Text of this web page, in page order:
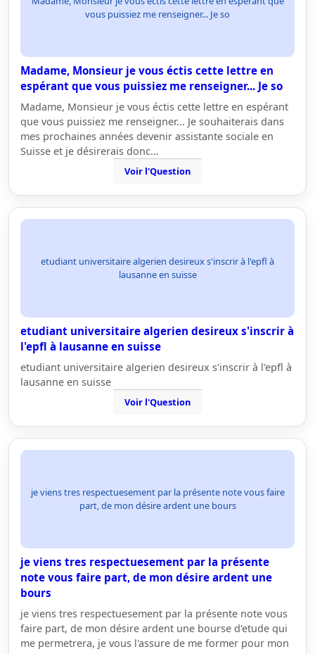
vous puissiez me renseigner... Je so
Madame, Monsieur je vous éctis cette lettre en
espérant que vous puissiez me renseigner... Je so
Madame, Monsieur je vous éctis cette lettre en espérant
que vous puissiez me renseigner... Je souhaiterais dans
mes prochaines années devenir assistante sociale en
Suisse et je désirerais donc…
Voir l'Question
etudiant universitaire algerien desireux s'inscrir à l'epfl à
lausanne en suisse
etudiant universitaire algerien desireux s'inscrir à
l'epfl à lausanne en suisse
etudiant universitaire algerien desireux s'inscrir à l'epfl à
lausanne en suisse
Voir l'Question
je viens tres respectuesement par la présente note vous faire
part, de mon désire ardent une bours
je viens tres respectuesement par la présente
note vous faire part, de mon désire ardent une
bours
je viens tres respectuesement par la présente note vous
faire part, de mon désire ardent une bourse d'etude qui
me permetrera, je vous l'assure de me former pour mon